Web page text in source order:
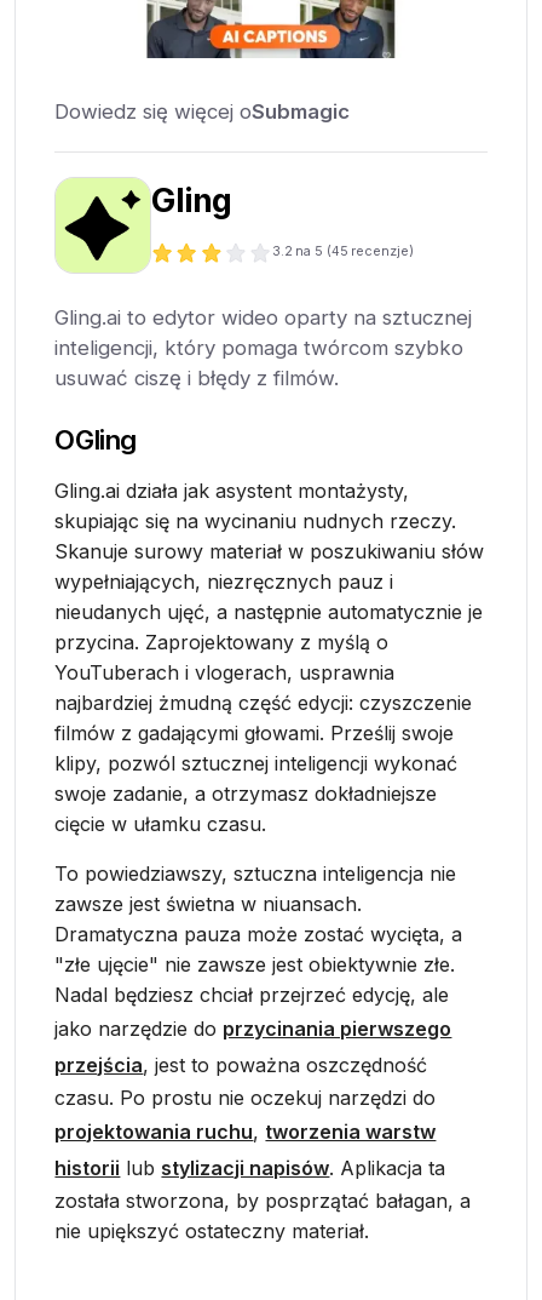
Dowiedz się więcej oSubmagic
Gling
3.2 na 5 (45 recenzje)
Gling.ai to edytor wideo oparty na sztucznej
inteligencji, który pomaga twórcom szybko
usuwać ciszę i błędy z filmów.
OGling
Gling.ai działa jak asystent montażysty,
skupiając się na wycinaniu nudnych rzeczy.
Skanuje surowy materiał w poszukiwaniu słów
wypełniających, niezręcznych pauz i
nieudanych ujęć, a następnie automatycznie je
przycina. Zaprojektowany z myślą o
YouTuberach i vlogerach, usprawnia
najbardziej żmudną część edycji: czyszczenie
filmów z gadającymi głowami. Prześlij swoje
klipy, pozwól sztucznej inteligencji wykonać
swoje zadanie, a otrzymasz dokładniejsze
cięcie w ułamku czasu.
To powiedziawszy, sztuczna inteligencja nie
zawsze jest świetna w niuansach.
Dramatyczna pauza może zostać wycięta, a
"złe ujęcie" nie zawsze jest obiektywnie złe.
Nadal będziesz chciał przejrzeć edycję, ale
jako narzędzie do przycinania pierwszego
przejścia, jest to poważna oszczędność
czasu. Po prostu nie oczekuj narzędzi do
projektowania ruchu, tworzenia warstw
historii lub stylizacji napisów. Aplikacja ta
została stworzona, by posprzątać bałagan, a
nie upiększyć ostateczny materiał.